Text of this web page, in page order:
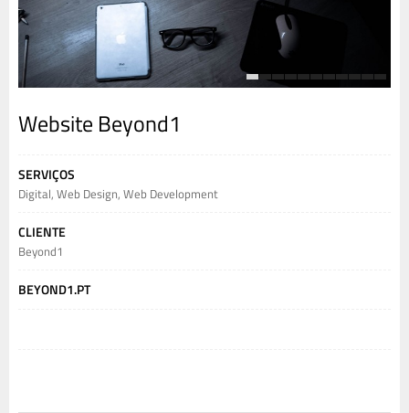
1 2 3 4 5 6 7 8 9 1011
Website Beyond1
SERVIÇOS
Digital, Web Design, Web Development
CLIENTE
Beyond1
BEYOND1.PT